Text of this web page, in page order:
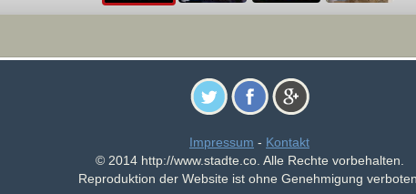
Impressum - Kontakt
© 2014 http://www.stadte.co. Alle Rechte vorbehalten.
Reproduktion der Website ist ohne Genehmigung verboten.